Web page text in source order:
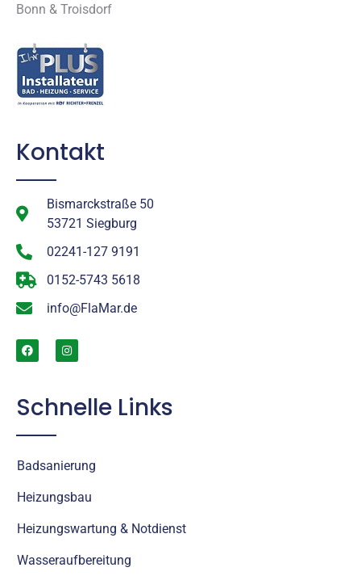
Bonn & Troisdorf
Kontakt
Bismarckstraße 50
53721 Siegburg
02241-127 9191
0152-5743 5618
info@FlaMar.de
Schnelle Links
Badsanierung
Heizungsbau
Heizungswartung & Notdienst
Wasseraufbereitung